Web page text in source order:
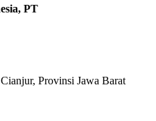
PT
Provinsi Jawa Barat